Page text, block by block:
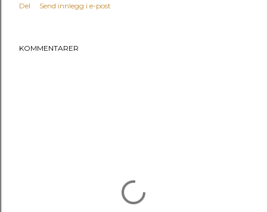
Del Send innlegg i e-post
KOMMENTARER